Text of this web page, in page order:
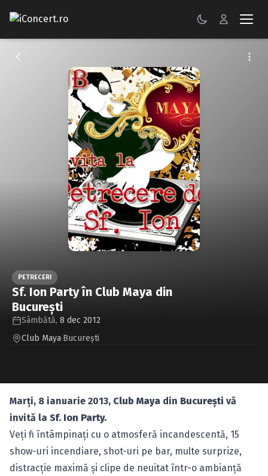
CONCERTE
Caută în site...
PETRECERI
Sf. Ion Party în Club Maya din
Bucureşti
Sâmbătă, 8 dec 2012
Club Maya·Bucureşti
Marţi, 8 ianuarie 2013, Club Maya din Bucureşti vă
invită la Sf. Ion Party.
Veţi fi întâmpinaţi cu o atmosferă incandescentă, 15
show-uri incendiare, shot-uri pe bar, multe surprize,
distracţie maximă şi clipe de neuitat într-o ambianţă